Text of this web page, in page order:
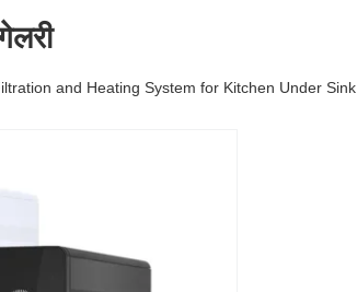
and Heating System for Kitchen Under Sink